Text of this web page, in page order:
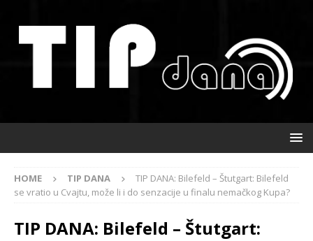
HOME TIP DANA
TIP DANA: Bilefeld – Štutgart: Bilefeld
se vratio u Cvajtu, može li i do senzacije u finalu nemačkog Kupa?
TIP DANA: Bilefeld – Štutgart: